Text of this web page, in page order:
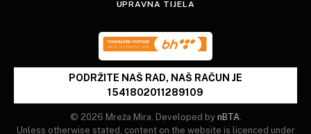
UPRAVNA TIJELA
PODRŽITE NAŠ RAD, NAŠ RAČUN JE
1541802011289109
© 2026 Mreža Mira. Developed by nBTA.
Unless otherwise stated, content on the website is licenced under